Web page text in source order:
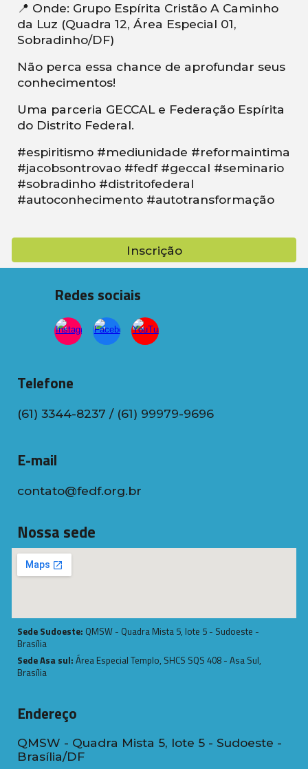
📍 Onde: Grupo Espírita Cristão A Caminho
da Luz (Quadra 12, Área Especial 01,
Sobradinho/DF)
Não perca essa chance de aprofundar seus
conhecimentos!
Uma parceria GECCAL e Federação Espírita
do Distrito Federal.
#espiritismo #mediunidade #reformaintima
#jacobsontrovao #fedf #geccal #seminario
#sobradinho #distritofederal
#autoconhecimento #autotransformação
Inscrição
Redes sociais
Telefone
(61) 3344-8237 / (61) 99979-9696
E-mail
contato@fedf.org.br
Nossa sede
Sede Sudoeste: QMSW - Quadra Mista 5, lote 5 - Sudoeste -
Brasília
Sede Asa sul:Área Especial Templo, SHCS SQS 408 - Asa Sul,
Brasília
Endereço
QMSW - Quadra Mista 5, lote 5 - Sudoeste -
Brasília/DF